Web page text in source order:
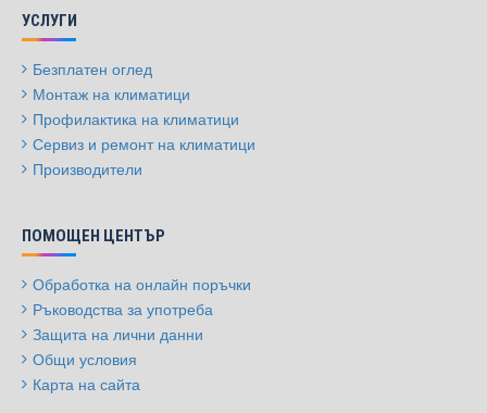
УСЛУГИ
Безплатен оглед
Монтаж на климатици
Профилактика на климатици
Сервиз и ремонт на климатици
Производители
ПОМОЩЕН ЦЕНТЪР
Обработка на онлайн поръчки
Ръководства за употреба
Защита на лични данни
Общи условия
Карта на сайта